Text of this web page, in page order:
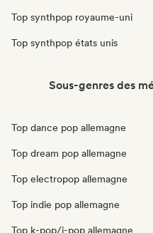
Top synthpop royaume-uni
Top synthpop états unis
Sous-genres des
Top dance pop allemagne
Top dream pop allemagne
Top electropop allemagne
Top indie pop allemagne
Top k-pop/j-pop allemagne